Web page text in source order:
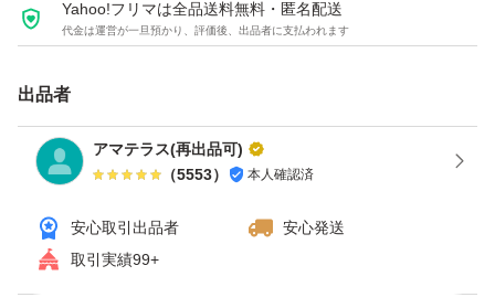
(3)そそぎ口をボトル容器の口にしっかり差し込み、その
(4)▲印が合うところまできちんと閉める。
【成分】
★しっとりタイプ
トラネキサム酸※、シャクヤクエキス、バラエキス、L-オ
Yahoo!フリマは全品送料無料・匿名配送
代金は運営が一旦預かり、評価後、出品者に支払われます
出品者
アマテラス(再出品可)
（5553） 本人確認済
安心取引出品者
安心発送
取引実績99+